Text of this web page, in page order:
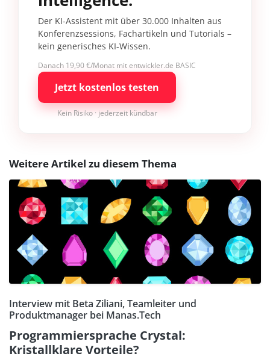
Der KI-Assistent mit über 30.000 Inhalten aus
Konferenzsessions, Fachartikeln und Tutorials –
kein generisches KI-Wissen.
Danach 19,90 €/Monat mit entwickler.de BASIC
Jetzt kostenlos testen
Kein Risiko · jederzeit kündbar
Weitere Artikel zu diesem Thema
Interview mit Beta Ziliani, Teamleiter und
Produktmanager bei Manas.Tech
Programmiersprache Crystal:
Kristallklare Vorteile?